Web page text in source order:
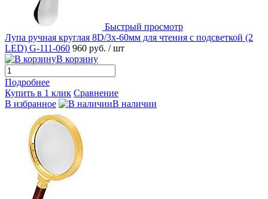
Быстрый просмотр
Лупа ручная круглая 8D/3x-60мм для чтения с подсветкой (2
LED) G-111-060 960 руб. / шт
В корзину
Подробнее
Купить в 1 клик Сравнение
В избранное
В наличии